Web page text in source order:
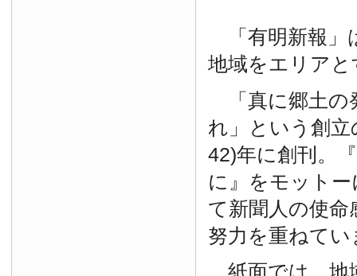
「有明新報」
地域をエリア
「真に郷土の
れ」という創
42)年に創刊。
に』をモット
て新聞人の使命
努力を重ねてい
紙面では、地